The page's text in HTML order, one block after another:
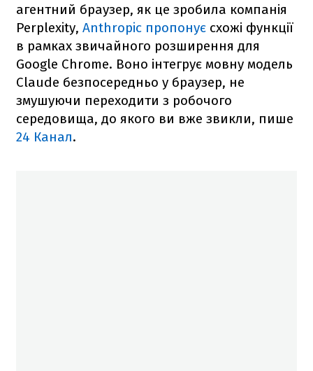
агентний браузер, як це зробила компанія
Perplexity, Anthropic пропонує схожі функції
в рамках звичайного розширення для
Google Chrome. Воно інтегрує мовну модель
Claude безпосередньо у браузер, не
змушуючи переходити з робочого
середовища, до якого ви вже звикли, пише
24 Канал.